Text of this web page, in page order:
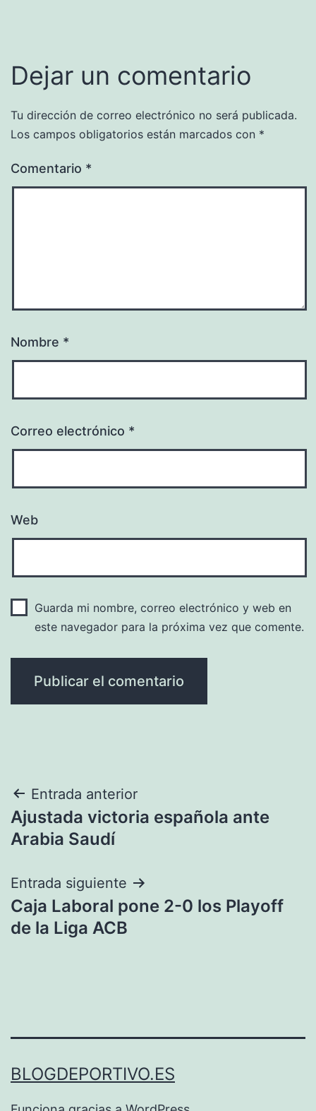
Dejar un comentario
Tu dirección de correo electrónico no será publicada.
Los campos obligatorios están marcados con *
Comentario *
Nombre *
Correo electrónico *
Web
Guarda mi nombre, correo electrónico y web en
este navegador para la próxima vez que comente.
Navegación
de
Entrada anterior
Ajustada victoria española ante
Arabia Saudí
Entrada siguiente
Caja Laboral pone 2-0 los Playoff
de la Liga ACB
BLOGDEPORTIVO.ES